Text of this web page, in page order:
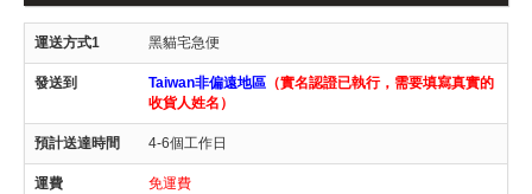
黑貓宅急便
Taiwan非偏遠地區 （實名認證已執行，需要填寫真實的
收貨人姓名）
4-6個工作日
免運費